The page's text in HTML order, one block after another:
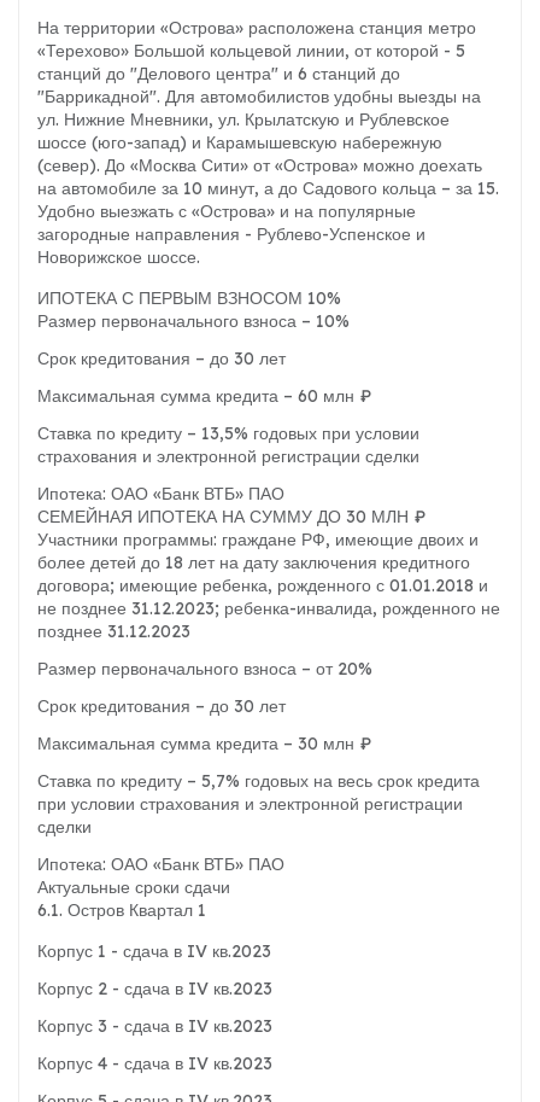
На территории «Острова» расположена станция метро
«Терехово» Большой кольцевой линии, от которой - 5
станций до "Делового центра" и 6 станций до
"Баррикадной". Для автомобилистов удобны выезды на
ул. Нижние Мневники, ул. Крылатскую и Рублевское
шоссе (юго-запад) и Карамышевскую набережную
(север). До «Москва Сити» от «Острова» можно доехать
на автомобиле за 10 минут, а до Садового кольца – за 15.
Удобно выезжать с «Острова» и на популярные
загородные направления - Рублево-Успенское и
Новорижское шоссе.
ИПОТЕКА С ПЕРВЫМ ВЗНОСОМ 10%
Размер первоначального взноса – 10%
Срок кредитования – до 30 лет
Максимальная сумма кредита – 60 млн ₽
Ставка по кредиту – 13,5% годовых при условии
страхования и электронной регистрации сделки
Ипотека: ОАО «Банк ВТБ» ПАО
СЕМЕЙНАЯ ИПОТЕКА НА СУММУ ДО 30 МЛН ₽
Участники программы: граждане РФ, имеющие двоих и
более детей до 18 лет на дату заключения кредитного
договора; имеющие ребенка, рожденного с 01.01.2018 и
не позднее 31.12.2023; ребенка-инвалида, рожденного не
позднее 31.12.2023
Размер первоначального взноса – от 20%
Срок кредитования – до 30 лет
Максимальная сумма кредита – 30 млн ₽
Ставка по кредиту – 5,7% годовых на весь срок кредита
при условии страхования и электронной регистрации
сделки
Ипотека: ОАО «Банк ВТБ» ПАО
Актуальные сроки сдачи
6.1. Остров Квартал 1
Корпус 1 - сдача в IV кв.2023
Корпус 2 - сдача в IV кв.2023
Корпус 3 - сдача в IV кв.2023
Корпус 4 - сдача в IV кв.2023